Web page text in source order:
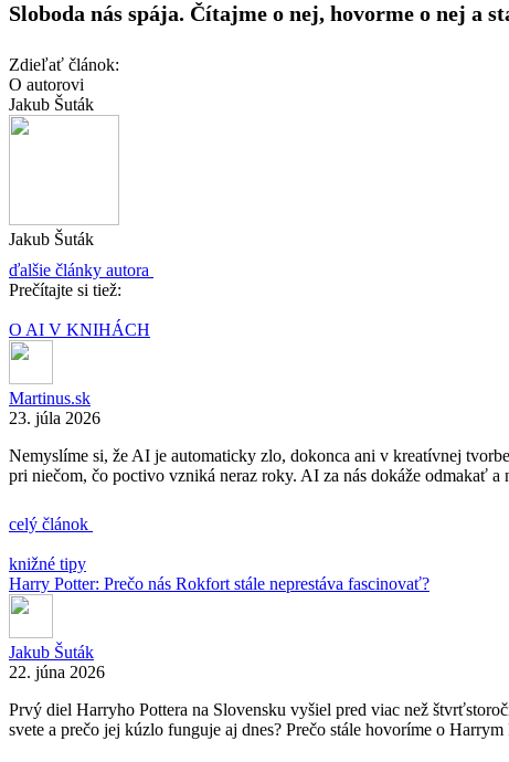
Sloboda nás spája. Čítajme o nej, hovorme o nej a
Zdieľať článok:
O autorovi
Jakub Šuták
Jakub Šuták
ďalšie články autora
Prečítajte si tiež:
O AI V KNIHÁCH
Martinus.sk
23. júla 2026
Nemyslíme si, že AI je automaticky zlo, dokonca ani v kreatívnej
pri niečom, čo poctivo vzniká neraz roky. AI za nás dokáže odmakať
celý článok
knižné tipy
Harry Potter: Prečo nás Rokfort stále neprestáva fascinovať?
Jakub Šuták
22. júna 2026
Prvý diel Harryho Pottera na Slovensku vyšiel pred viac než
svete a prečo jej kúzlo funguje aj dnes? Prečo stále hovoríme o